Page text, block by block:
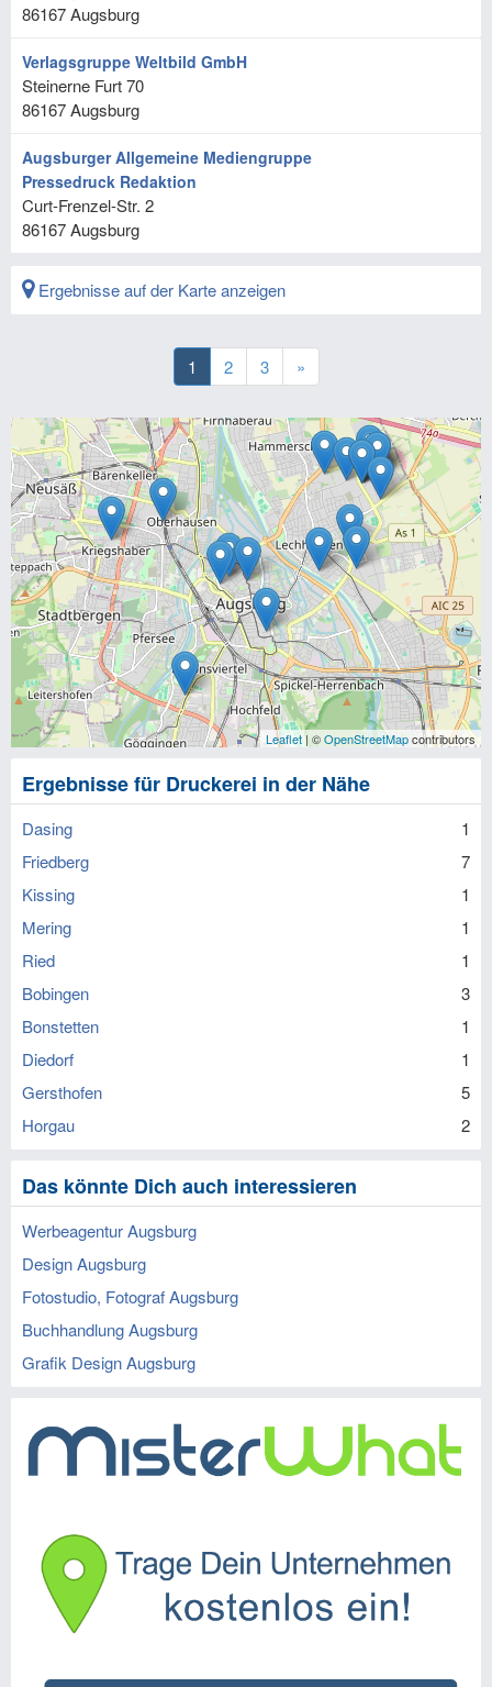
86167Augsburg
Verlagsgruppe Weltbild GmbH
Steinerne Furt 70
86167Augsburg
Augsburger Allgemeine Mediengruppe
Pressedruck Redaktion
Curt-Frenzel-Str. 2
86167Augsburg
Ergebnisse auf der Karte anzeigen
1 2 3 »
Leaflet| ©OpenStreetMapcontributors
Ergebnisse für Druckerei in der Nähe
Dasing
1
Friedberg
7
Kissing
1
Mering
1
Ried
1
Bobingen
3
Bonstetten
1
Diedorf
1
Gersthofen
5
Horgau
2
Das könnte Dich auch interessieren
Werbeagentur Augsburg
Design Augsburg
Fotostudio, Fotograf Augsburg
Buchhandlung Augsburg
Grafik Design Augsburg